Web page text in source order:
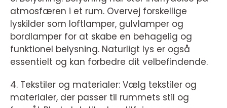
atmosfæren i et rum. Overvej forskellige
lyskilder som loftlamper, gulvlamper og
bordlamper for at skabe en behagelig og
funktionel belysning. Naturligt lys er også
essentielt og kan forbedre dit velbefindende.
4. Tekstiler og materialer: Vælg tekstiler og
materialer, der passer til rummets stil og